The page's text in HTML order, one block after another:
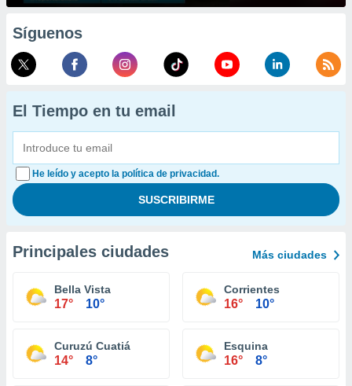
Síguenos
El Tiempo en tu email
He leído y acepto la política de privacidad.
Principales ciudades Más ciudades
Bella Vista
17° 10°
Corrientes
16° 10°
Curuzú Cuatiá
14° 8°
Esquina
16° 8°